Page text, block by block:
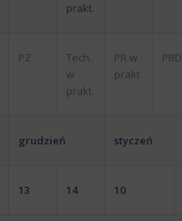
prakt.
PZ
Tech.
w
prakt.
PR w
prakt
PRD
grudzień styczeń
13 14 10